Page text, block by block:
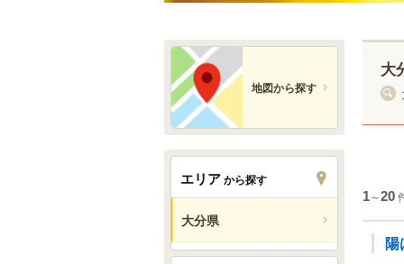
大
1～20
陽
地図から探す
エリアから探す
大分県